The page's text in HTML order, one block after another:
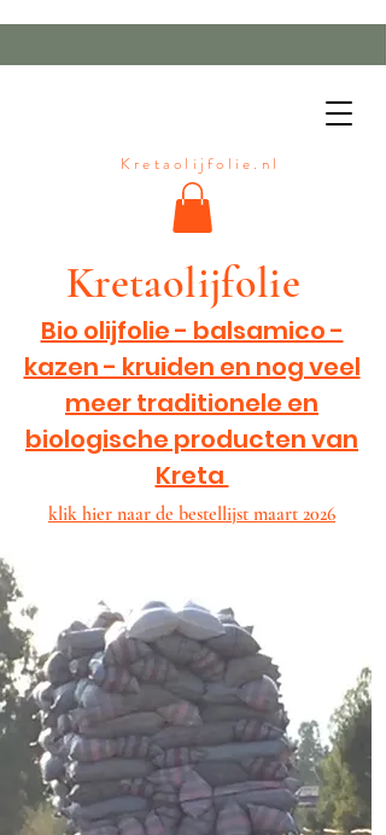
Kretaolijfolie.nl
Kretaolijfolie
Bio olijfolie - balsamico -
kazen - kruiden en nog veel
meer traditionele en
biologische producten van
Kreta
klik hier naar de bestellijst maart 2026